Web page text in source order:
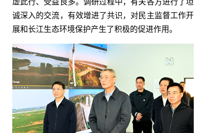
虚此行、受益良多。调研过程中，有关各方进行了坦
诚深入的交流，有效增进了共识，对民主监督工作开
展和长江生态环境保护产生了积极的促进作用。